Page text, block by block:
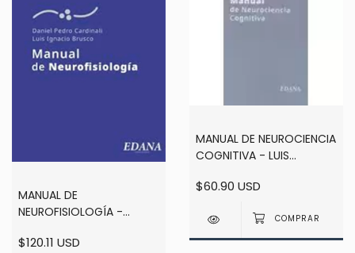
MANUAL DE
NEUROFISIOLOGÍA -
LUIS IGNACIO BRUSCO
$120.11 USD
MANUAL DE NEUROCIENCIA
COGNITIVA - LUIS
$60.90 USD